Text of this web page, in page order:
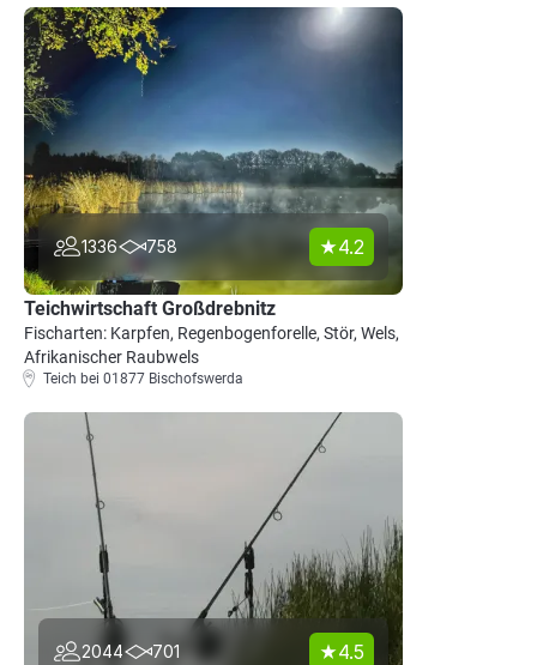
1336 758 4.2
Teichwirtschaft Großdrebnitz
Fischarten: Karpfen, Regenbogenforelle, Stör, Wels,
Afrikanischer Raubwels
Teich bei 01877 Bischofswerda
2044 701 4.5